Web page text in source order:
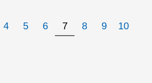
4 5 6 7 8 9 10